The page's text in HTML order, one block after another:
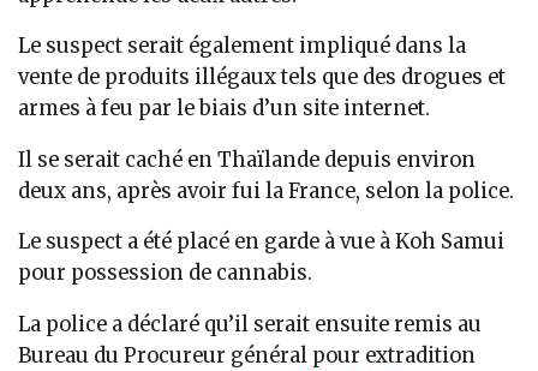
Le suspect serait également impliqué dans la
vente de produits illégaux tels que des drogues et
armes à feu par le biais d’un site internet.
Il se serait caché en Thaïlande depuis environ
deux ans, après avoir fui la France, selon la police.
Le suspect a été placé en garde à vue à Koh Samui
pour possession de cannabis.
La police a déclaré qu’il serait ensuite remis au
Bureau du Procureur général pour extradition